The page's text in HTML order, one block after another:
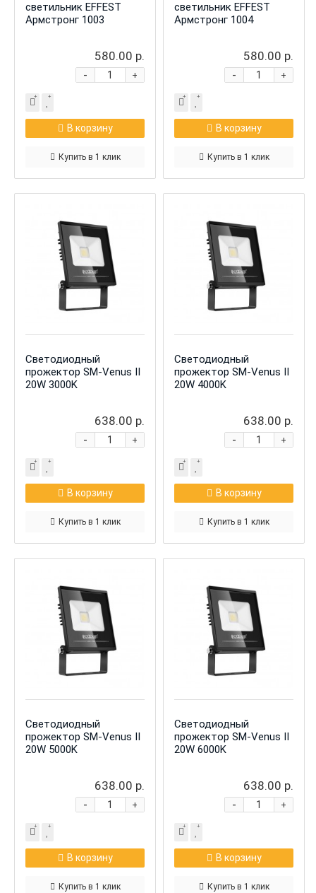
светильник EFFEST
Армстронг 1003
580.00 р.
+
-
В корзину
Купить в 1 клик
светильник EFFEST
Армстронг 1004
580.00 р.
+
-
В корзину
Купить в 1 клик
Светодиодный
прожектор SM-Venus II
20W 3000K
638.00 р.
+
-
В корзину
Купить в 1 клик
Светодиодный
прожектор SM-Venus II
20W 4000K
638.00 р.
+
-
В корзину
Купить в 1 клик
Светодиодный
прожектор SM-Venus II
20W 5000K
638.00 р.
+
-
В корзину
Купить в 1 клик
Светодиодный
прожектор SM-Venus II
20W 6000K
638.00 р.
+
-
В корзину
Купить в 1 клик